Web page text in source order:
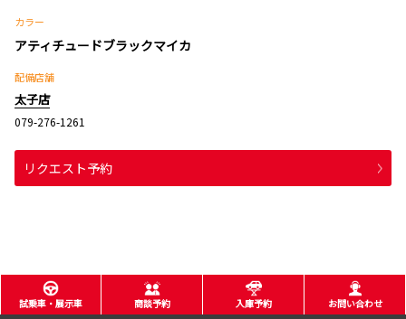
カラー
アティチュードブラックマイカ
配備店舗
太子店
079-276-1261
リクエスト予約
試乗車・展示車 商談予約 入庫予約 お問い合わせ